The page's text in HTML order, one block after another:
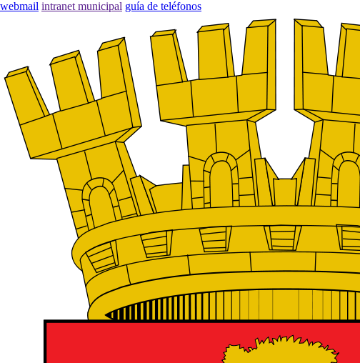
webmail intranet municipal guía de teléfonos